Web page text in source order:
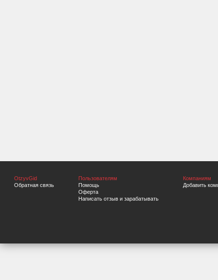
OtzyvGid
Обратная связь
Пользователям
Помощь
Оферта
Написать отзыв и зарабатывать
Компаниям
Добавить